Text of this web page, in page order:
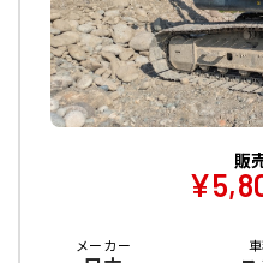
販
メーカー